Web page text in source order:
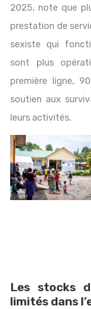
2025, note que
prestation de
sexiste qui
sont plus
première ligne,
soutien aux
leurs activités.
Les stocks
limités dans